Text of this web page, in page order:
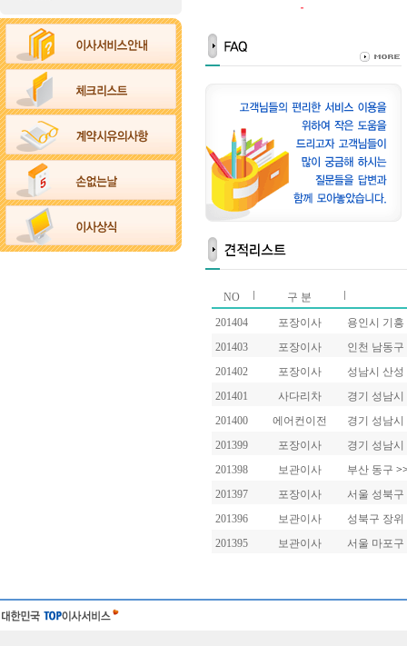
NO
구 분
201404
포장이사
용인시 기흥
201403
포장이사
인천 남동구
201402
포장이사
성남시 산성
201401
사다리차
경기 성남시
201400
에어컨이전
경기 성남시
201399
포장이사
경기 성남시
201398
보관이사 부산 동구
201397
포장이사
서울 성북구
201396
보관이사
성북구 장위
201395
보관이사 서울 마포구